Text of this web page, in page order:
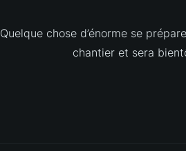
Quelque chose d’énorme se
chantier et sera